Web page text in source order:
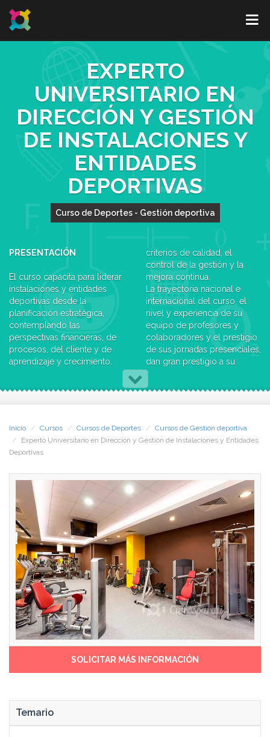
EXPERTO
UNIVERSITARIO EN
DIRECCIÓN Y GESTIÓN
DE INSTALACIONES Y
ENTIDADES
DEPORTIVAS
Curso de Deportes - Gestión deportiva
PRESENTACIÓN
El curso capacita para liderar
instalaciones y entidades
deportivas desde la
planificación estratégica,
contemplando las
perspectivas financieras, de
procesos, del cliente y de
aprendizaje y crecimiento.
conocimientos para elaborar
y gestionar programas de
actividades deportivas,
deportivos; desde los
criterios de calidad, el
control de la gestión y la
mejora continua.
La trayectoria nacional e
internacional del curso, el
nivel y experiencia de su
equipo de profesores y
colaboradores y el prestigio
de sus jornadas presenciales,
dan gran prestigio a su
titulación ante concursos de
servicios municipales,
directores de centros
deportivos o cualquier
deportiva.
Inicio Cursos Cursos de Deportes
Cursos de Gestión deportiva
Experto Universitario en Dirección y Gestión de Instalaciones y Entidades
Deportivas
SOLICITAR MÁS INFORMACIÓN
Temario